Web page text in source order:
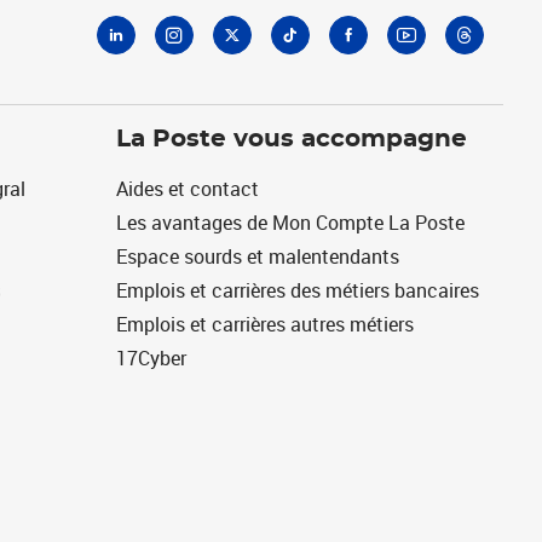
La Poste vous accompagne
Aides et contact
Les avantages de Mon Compte La Poste
Espace sourds et malentendants
Emplois et carrières des métiers bancaires
Emplois et carrières autres métiers
17Cyber